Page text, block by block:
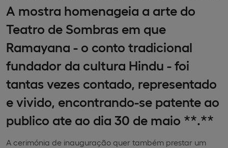
A mostra homenageia a arte do
Teatro de Sombras em que
Ramayana - o conto tradicional
fundador da cultura Hindu - foi
tantas vezes contado, representado
e vivido, encontrando-se patente ao
publico ate ao dia 30 de maio **.**
A cerimónia de inauguração quer também prestar um